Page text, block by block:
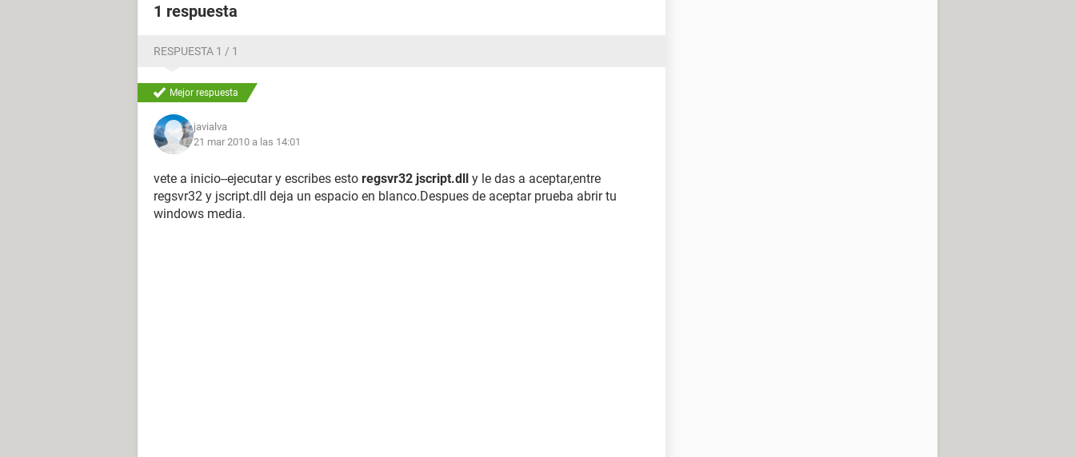
1 respuesta
RESPUESTA 1 / 1
Mejor respuesta
javialva
21 mar 2010 a las 14:01
vete a inicio--ejecutar y escribes esto regsvr32 jscript.dll y le das a aceptar,entre
regsvr32 y jscript.dll deja un espacio en blanco.Despues de aceptar prueba abrir tu
windows media.